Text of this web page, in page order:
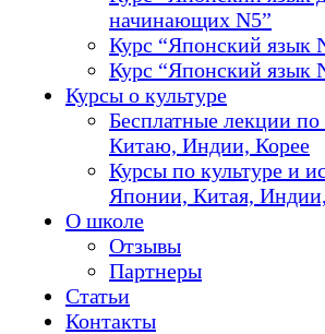
начинающих N5”
Курс “Японский язык
Курс “Японский язык
Курсы о культуре
Бесплатные лекции
Китаю, Индии, Корее
Курсы по культуре и
Японии, Китая,
О школе
Отзывы
Партнеры
Статьи
Контакты